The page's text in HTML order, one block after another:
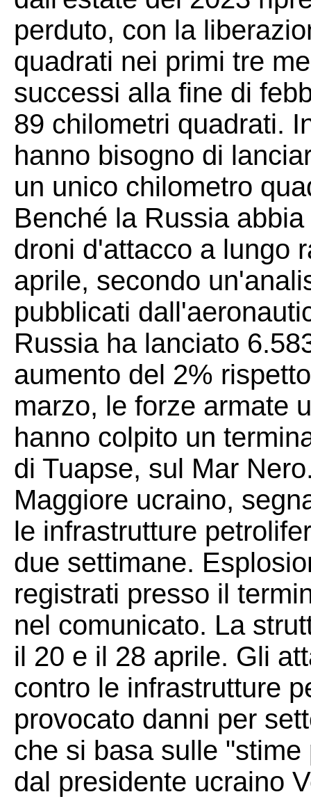
perduto, con la
quadrati nei primi tre
successi alla fine di
89 chilometri quadrati.
hanno bisogno di
un unico chilometro
Benché la Russia
droni d'attacco a lungo
aprile, secondo
pubblicati
Russia ha lanciato
aumento del 2%
marzo, le forze armate
hanno colpito un
di Tuapse, sul Mar
Maggiore ucraino,
le infrastrutture
due settimane.
registrati presso il
nel comunicato. La
il 20 e il 28 aprile. Gli
contro le infrastrutture
provocato danni per
che si basa sulle
dal presidente ucraino